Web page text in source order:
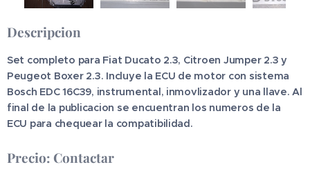
Descripcion
Set completo para Fiat Ducato 2.3, Citroen Jumper 2.3 y
Peugeot Boxer 2.3. Incluye la ECU de motor con sistema
Bosch EDC 16C39, instrumental, inmovlizador y una llave. Al
final de la publicacion se encuentran los numeros de la
ECU para chequear la compatibilidad.
Precio: Contactar